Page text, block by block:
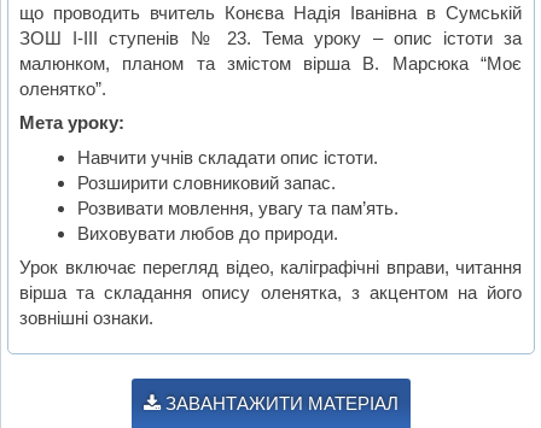
що проводить вчитель Конєва Надія Іванівна в Сумській
ЗОШ І-ІІІ ступенів № 23. Тема уроку – опис істоти за
малюнком, планом та змістом вірша В. Марсюка “Моє
оленятко”.
Мета уроку:
Навчити учнів складати опис істоти.
Розширити словниковий запас.
Розвивати мовлення, увагу та пам’ять.
Виховувати любов до природи.
Урок включає перегляд відео, каліграфічні вправи, читання
вірша та складання опису оленятка, з акцентом на його
зовнішні ознаки.
ЗАВАНТАЖИТИ МАТЕРІАЛ